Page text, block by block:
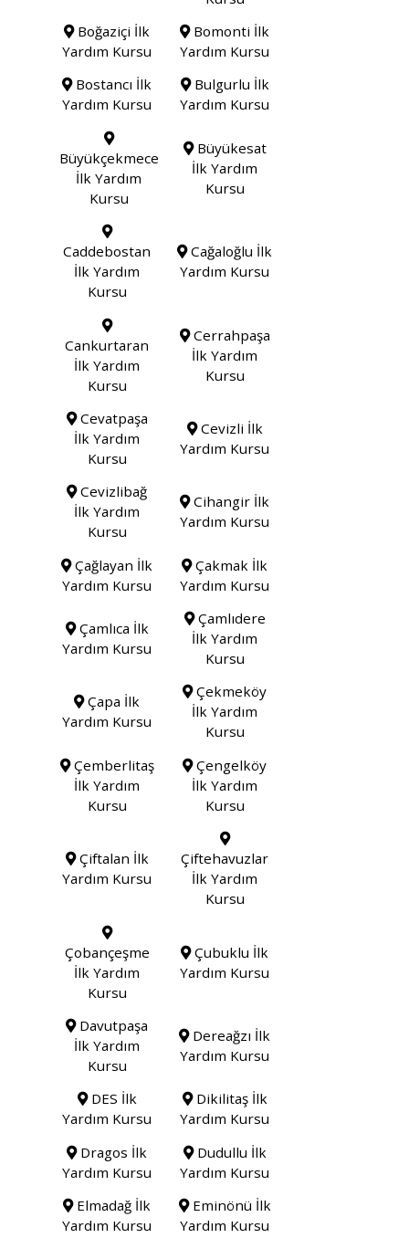
Boğaziçi İlk
Yardım Kursu
Bomonti İlk
Yardım Kursu
Bostancı İlk
Yardım Kursu
Bulgurlu İlk
Yardım Kursu
Büyükçekmece
İlk Yardım
Kursu
Büyükesat
İlk Yardım
Kursu
Caddebostan
İlk Yardım
Kursu
Cağaloğlu İlk
Yardım Kursu
Cankurtaran
İlk Yardım
Kursu
Cerrahpaşa
İlk Yardım
Kursu
Cevatpaşa
İlk Yardım
Kursu
Cevizli İlk
Yardım Kursu
Cevizlibağ
İlk Yardım
Kursu
Cihangir İlk
Yardım Kursu
Çağlayan İlk
Yardım Kursu
Çakmak İlk
Yardım Kursu
Çamlıca İlk
Yardım Kursu
Çamlıdere
İlk Yardım
Kursu
Çapa İlk
Yardım Kursu
Çekmeköy
İlk Yardım
Kursu
Çemberlitaş
İlk Yardım
Kursu
Çengelköy
İlk Yardım
Kursu
Çiftalan İlk
Yardım Kursu
Çiftehavuzlar
İlk Yardım
Kursu
Çobançeşme
İlk Yardım
Kursu
Çubuklu İlk
Yardım Kursu
Davutpaşa
İlk Yardım
Kursu
Dereağzı İlk
Yardım Kursu
DES İlk
Yardım Kursu
Dikilitaş İlk
Yardım Kursu
Dragos İlk
Yardım Kursu
Dudullu İlk
Yardım Kursu
Elmadağ İlk
Yardım Kursu
Eminönü İlk
Yardım Kursu